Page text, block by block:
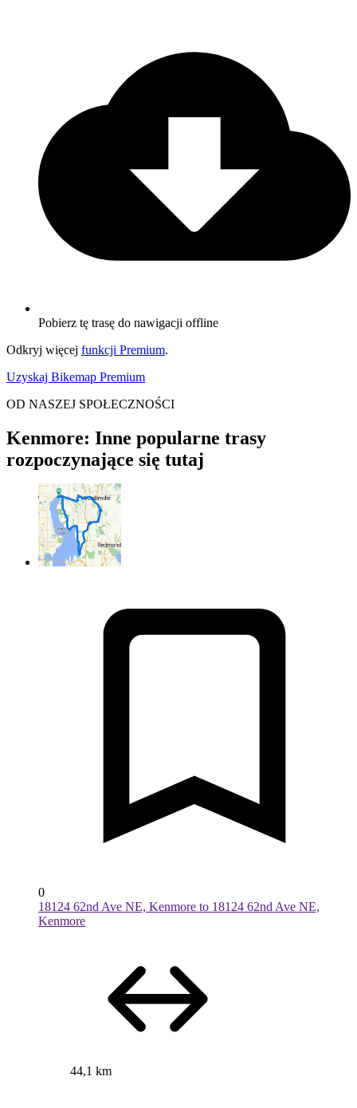
Pobierz tę trasę do nawigacji offline
Odkryj więcej funkcji Premium.
Uzyskaj Bikemap Premium
OD NASZEJ SPOŁECZNOŚCI
Kenmore: Inne popularne trasy
rozpoczynające się tutaj
0
18124 62nd Ave NE, Kenmore to 18124 62nd Ave NE,
Kenmore
44,1 km